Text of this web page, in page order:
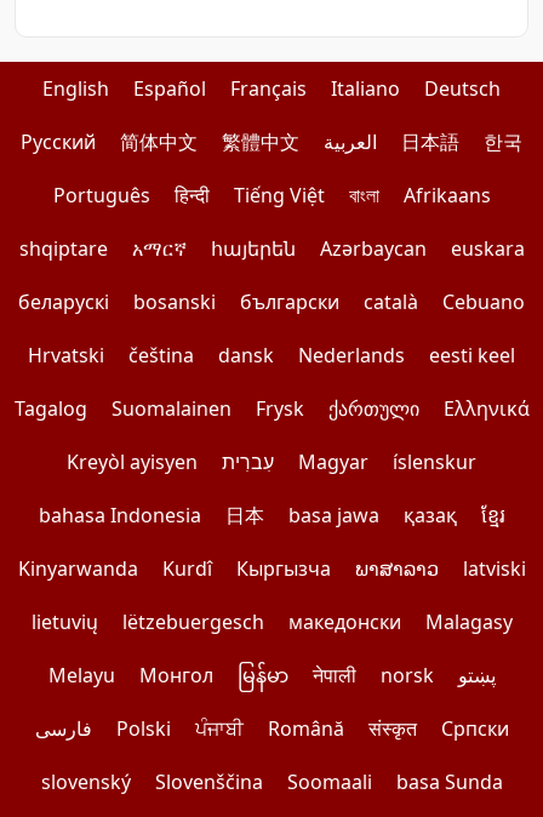
English Español Français Italiano
Deutsch
Pусский
简体中文 繁體中文 العربية 日本語
한국
Português
हिन्दी Tiếng Việt বাংলা
Afrikaans
shqiptare
አማርኛ հայերեն Azərbaycan
euskara
беларускі
bosanski български català
Cebuano
Hrvatski
čeština dansk Nederlands
eesti keel
Tagalog
Suomalainen Frysk ქართული
Ελληνικά
Kreyòl ayisyen
עִברִית Magyar
íslenskur
bahasa Indonesia
日本 basa jawa қазақ
ខ្មែរ
Kinyarwanda
Kurdî Кыргызча ພາສາລາວ
latviski
lietuvių
lëtzebuergesch македонски
Malagasy
Melayu
Монгол မြန်မာ नेपाली norsk
پښتو
فارسی
Polski ਪੰਜਾਬੀ Română संस्कृत
Српски
slovenský
Slovenščina Soomaali basa Sunda